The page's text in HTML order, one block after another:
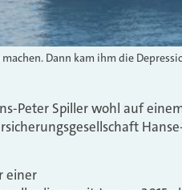
Dann kam ihm die
Peter Spiller wohl auf
einer